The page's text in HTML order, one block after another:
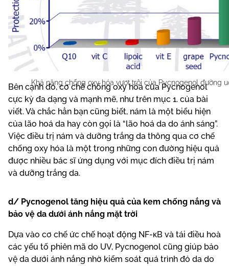
Khả năng chống oxy hóa vượt trội của Pycnogenol đường
Bên cạnh đó, cơ chế chống oxy hóa của Pycnogenol
cực kỳ đa dạng và mạnh mẽ, như trên mục 1. của bài
viết. Và chắc hẳn bạn cũng biết, nám là một biểu hiện
của lão hoá da hay còn gọi là “lão hoá da do ánh sáng”.
Việc điều trị nám và dưỡng trắng da thông qua cơ chế
chống oxy hóa là một trong những con đường hiệu quả
được nhiều bác sĩ ứng dụng với mục đích điều trị nám
và dưỡng trắng da.
d/ Pycnogenol tăng hiệu quả của kem chống nắng và
bảo vệ da dưới ánh nắng mặt trời
Dựa vào cơ chế ức chế hoạt động NF-κB và tái điều hoà
các yếu tố phiên mã do UV, Pycnogenol cũng giúp bảo
vệ da dưới ánh nắng nhờ kiểm soát quá trình đỏ da do